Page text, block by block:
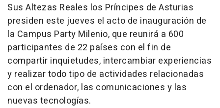
Sus Altezas Reales los Príncipes de Asturias
presiden este jueves el acto de inauguración de
la Campus Party Milenio, que reunirá a 600
participantes de 22 países con el fin de
compartir inquietudes, intercambiar experiencias
y realizar todo tipo de actividades relacionadas
con el ordenador, las comunicaciones y las
nuevas tecnologías.